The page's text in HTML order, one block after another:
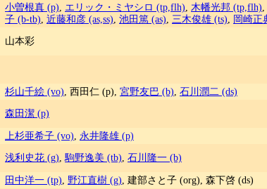
小曽根真 (p) エリック・ミヤシロ (tp,flh) 木幡光邦 (tp,flh)
子 (b-tb) 近藤和彦 (as,ss) 池田篤 (as) 三木俊雄 (ts)
岡崎正
山本彩
杉山千絵 (vo) , 西田仁 (p), 宮野友巴 (b) 石川潤二 (ds)
森田潔 (p)
上杉亜希子 (vo)
永井隆雄 (p)
浅利史花 (g) 駒野逸美 (tb) 石川隆一 (b)
田中洋一 (tp) 野江直樹 (g) , 建部さと子 (org), 森下啓 (ds)